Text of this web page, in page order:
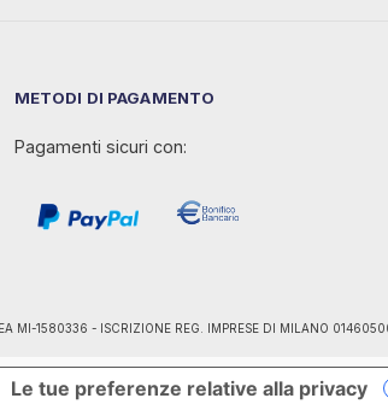
METODI DI PAGAMENTO
Pagamenti sicuri con:
MI-1580336 - ISCRIZIONE REG. IMPRESE DI MILANO
Le tue preferenze relative alla privacy